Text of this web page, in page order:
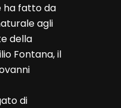
ha fatto da
agli
della
Fontana, il
di